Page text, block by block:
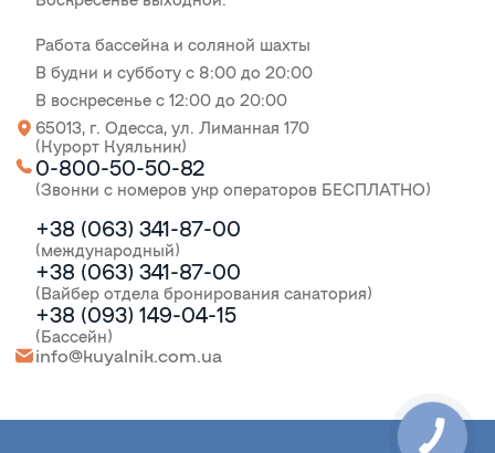
Работа бассейна и соляной шахты
В будни и субботу с 8:00 до 20:00
В воскресенье с 12:00 до 20:00
65013, г. Одесса, ул. Лиманная 170
(Курорт Куяльник)
0-800-50-50-82
(Звонки с номеров укр операторов БЕСПЛАТНО)
+38 (063) 341-87-00
(международный)
+38 (063) 341-87-00
(Вайбер отдела бронирования санатория)
+38 (093) 149-04-15
(Бассейн)
info@kuyalnik.com.ua